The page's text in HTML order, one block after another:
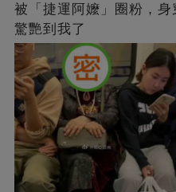
被「捷運阿嬤」圈粉，
驚艷到我了